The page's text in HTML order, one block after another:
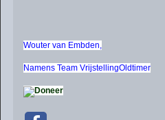
Wouter van Embden,
Namens Team VrijstellingOldtimer